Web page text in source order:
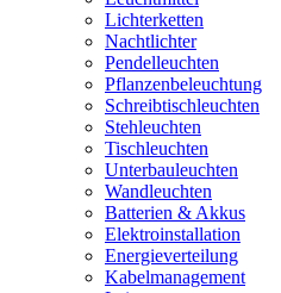
Lichterketten
Nachtlichter
Pendelleuchten
Pflanzenbeleuchtung
Schreibtischleuchten
Stehleuchten
Tischleuchten
Unterbauleuchten
Wandleuchten
Batterien & Akkus
Elektroinstallation
Energieverteilung
Kabelmanagement